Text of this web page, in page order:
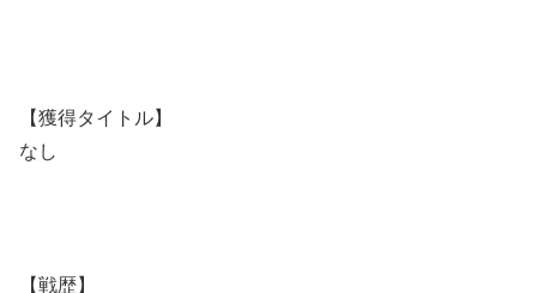
【獲得タイトル】
なし
【戦歴】